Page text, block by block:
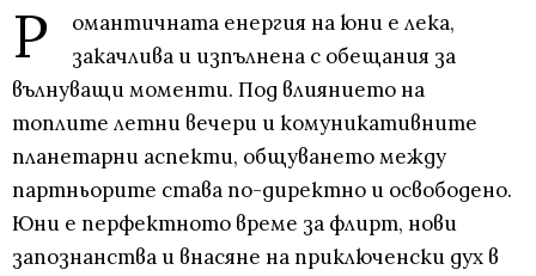
Р
омантичната енергия на юни е лека,
закачлива и изпълнена с обещания за
вълнуващи моменти. Под влиянието на
топлите летни вечери и комуникативните
планетарни аспекти, общуването между
партньорите става по-директно и освободено.
Юни е перфектното време за флирт, нови
запознанства и внасяне на приключенски дух в